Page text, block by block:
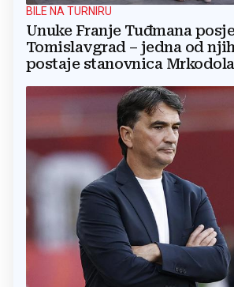
BILE NA TURNIRU
Unuke Franje Tuđmana
Tomislavgrad – jedna od
postaje stanovnica Mrkodola